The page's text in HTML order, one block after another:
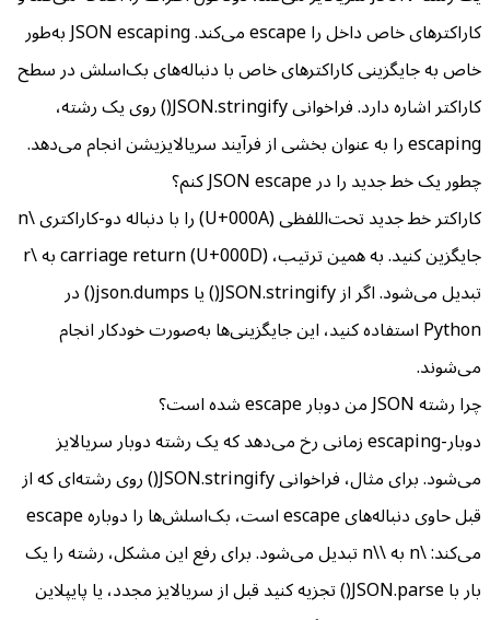
کاراکترهای خاص داخل را escape می‌کند. JSON escaping به‌طور
خاص به جایگزینی کاراکترهای خاص با دنباله‌های بک‌اسلش در سطح
کاراکتر اشاره دارد. فراخوانی JSON.stringify() روی یک رشته،
escaping را به عنوان بخشی از فرآیند سریالایزیشن انجام می‌دهد.
چطور یک خط جدید را در JSON escape کنم؟
کاراکتر خط جدید تحت‌اللفظی (U+000A) را با دنباله دو-کاراکتری \n
جایگزین کنید. به همین ترتیب، carriage return (U+000D) به \r
تبدیل می‌شود. اگر از JSON.stringify() یا json.dumps() در
Python استفاده کنید، این جایگزینی‌ها به‌صورت خودکار انجام
می‌شوند.
چرا رشته JSON من دوبار escape شده است؟
دوبار-escaping زمانی رخ می‌دهد که یک رشته دوبار سریالایز
می‌شود. برای مثال، فراخوانی JSON.stringify() روی رشته‌ای که از
قبل حاوی دنباله‌های escape است، بک‌اسلش‌ها را دوباره escape
می‌کند: \n به \\n تبدیل می‌شود. برای رفع این مشکل، رشته را یک
بار با JSON.parse() تجزیه کنید قبل از سریالایز مجدد، یا پایپلاین